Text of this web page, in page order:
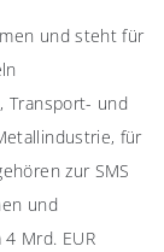
und steht für
Transport- und
für
zur SMS
und
Mrd. EUR